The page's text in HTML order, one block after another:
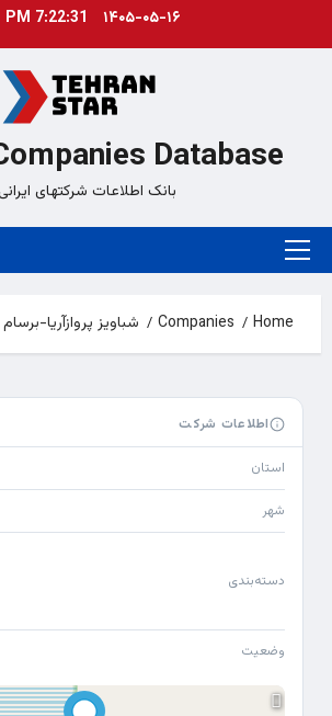
۱۴۰۵-۰۵-۱۶ 7:22:31 PM
Database
بانک اطلاعات شرکتهای
Primary
Home
Companies شباویز پروازآریا-
اطلاعات شرکت
استان
شهر
دسته‌بندی
وضعیت